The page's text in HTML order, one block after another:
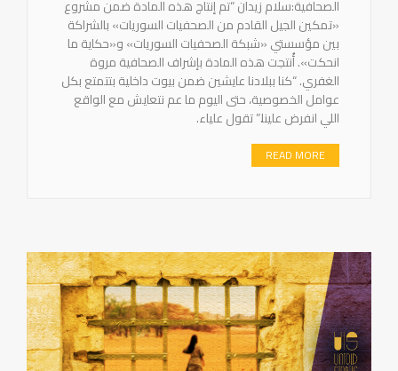
الصحافية:سلام زيدان “تم إنتاج هذه المادة ضمن مشروع
«تمكين الجيل القادم من الصحفيات السوريات» بالشراكة
بين مؤسستي «شبكة الصحفيات السوريات» و«حكاية ما
انحكت». أُنتجت هذه المادة بإشراف الصحافية مروة
الغفري. “كنا ببلادنا عايشين ضمن بيوت داخلية بتتمتع بكل
عوامل الخصوصية، حتى اليوم ما عم نتعايش مع الواقع
اللي انفرض علينا.” تقول علياء.
READ MORE